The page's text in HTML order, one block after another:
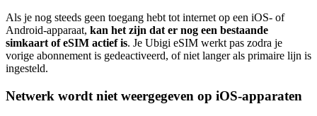
Als je nog steeds geen toegang hebt tot internet op een iOS- of
Android-apparaat, kan het zijn dat er nog een bestaande
simkaart of eSIM actief is. Je Ubigi eSIM werkt pas zodra je
vorige abonnement is gedeactiveerd, of niet langer als primaire lijn is
ingesteld.
Netwerk wordt niet weergegeven op iOS-apparaten